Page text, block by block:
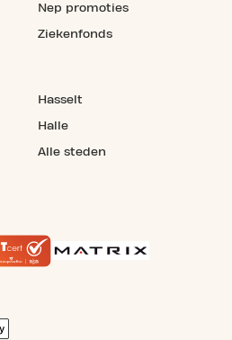
Nep promoties
Ziekenfonds
Hasselt
Halle
Alle steden